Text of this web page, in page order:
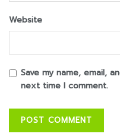
Website
Save my name, email,
next time I comment.